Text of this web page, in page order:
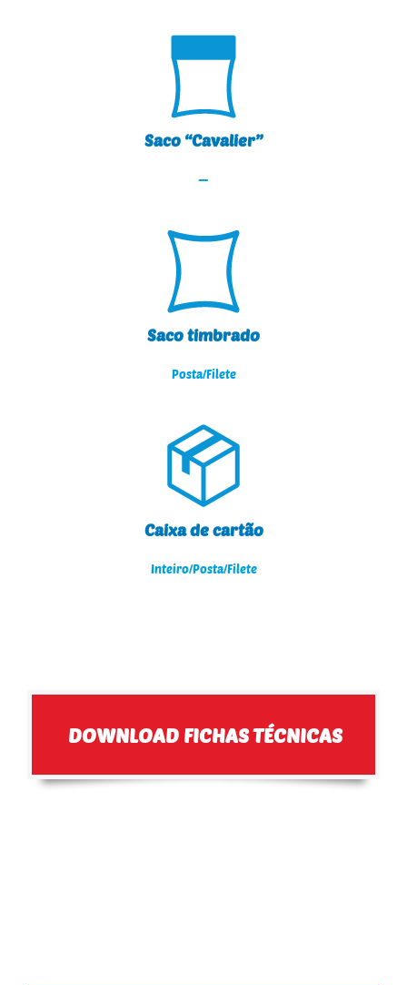
Saco “Cavalier”
—
Saco timbrado
Posta/Filete
Caixa de cartão
Inteiro/Posta/Filete
DOWNLOAD FICHAS TÉCNICAS